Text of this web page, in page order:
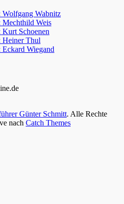
Wolfgang Wabnitz
Mechthild Weis
Kurt Schoenen
Heiner Thul
Wiegand
Günter Schmitt. Alle Rechte
nach Catch Themes